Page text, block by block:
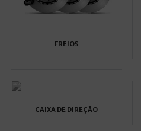
FREIOS
CAIXA DE DIREÇÃO